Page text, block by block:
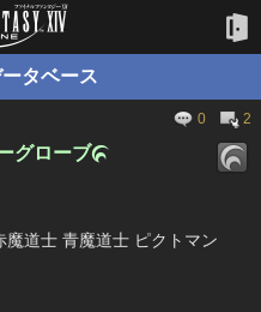
タベース
0 2
グローブ
道士 青魔道士 ピクトマン